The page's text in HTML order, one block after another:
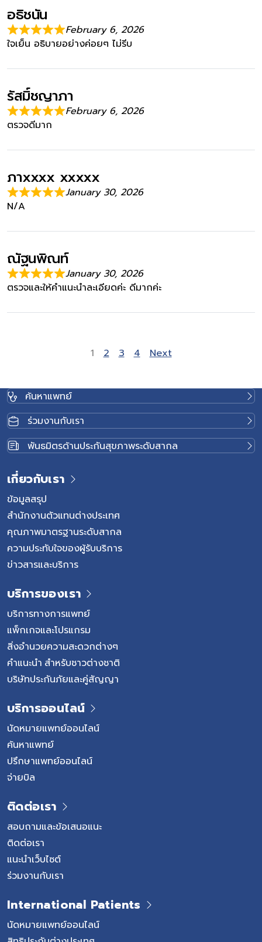
อธิชนัน
February 6, 2026
ใจเย็น อธิบายอย่างค่อยๆ ไม่รีบ
รัสมิ์ชญาภา
February 6, 2026
ตรวจดีมาก
ภาxxxx xxxxx
January 30, 2026
N/A
ณัฐนพิณท์
January 30, 2026
ตรวจและให้คำแนะนำละเอียดค่ะ ดีมากค่ะ
Site Reviews
Page
1 Page
2 Page
3 Page
4 Next
ค้นหาแพทย์
ร่วมงานกับเรา
พันธมิตรด้านประกันสุขภาพระดับสากล
เกี่ยวกับเรา
ข้อมูลสรุป
สำนักงานตัวแทนต่างประเทศ
คุณภาพมาตรฐานระดับสากล
ความประทับใจของผู้รับบริการ
ข่าวสารและบริการ
บริการของเรา
บริการทางการแพทย์
แพ็กเกจและโปรแกรม
สิ่งอำนวยความสะดวกต่างๆ
คำแนะนำ สำหรับชาวต่างชาติ
บริษัทประกันภัยและคู่สัญญา
บริการออนไลน์
นัดหมายแพทย์ออนไลน์
ค้นหาแพทย์
ปรึกษาแพทย์ออนไลน์
จ่ายบิล
ติดต่อเรา
สอบถามและข้อเสนอแนะ
ติดต่อเรา
แนะนำเว็บไซต์
ร่วมงานกับเรา
International Patients
นัดหมายแพทย์ออนไลน์